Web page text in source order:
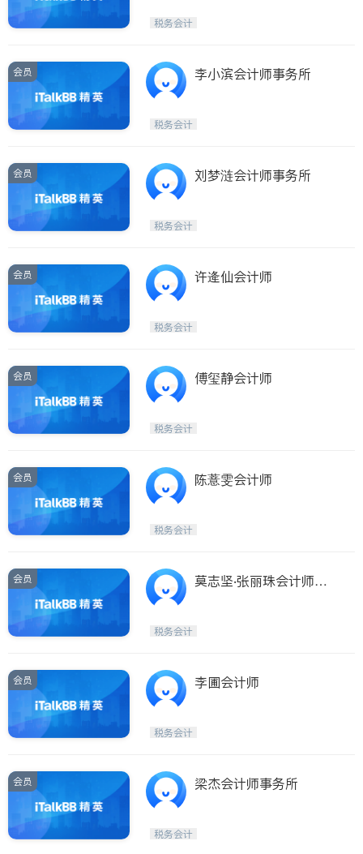
税务会计
会员 李小滨会计师事务所
税务会计
会员 刘梦涟会计师事务所
税务会计
会员 许逄仙会计师
税务会计
会员 傅玺静会计师
税务会计
会员 陈薏雯会计师
税务会计
会员
莫志坚‧张丽珠会计师事
税务会计
会员 李圃会计师
税务会计
会员 梁杰会计师事务所
税务会计